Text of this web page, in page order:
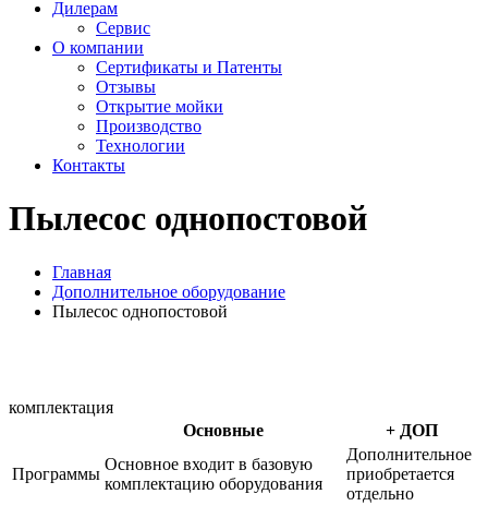
Дилерам
Сервис
О компании
Сертификаты и Патенты
Отзывы
Открытие мойки
Производство
Технологии
Контакты
Пылесос однопостовой
Главная
Дополнительное оборудование
Пылесос однопостовой
комплектация
Основные
+ ДОП
Программы
Основное входит в базовую
комплектацию оборудования
Дополнительное
приобретается
отдельно